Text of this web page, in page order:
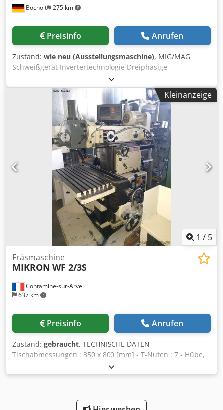
Bocholt 275 km
Preisinfo Anrufen
Zustand: wie neu (Ausstellungsmaschine), MIG/MAG
Schweißgerät Invertertechnologie Dreiphasige
Spannungsversorgung, Schweißmaschine - Master
Software TERRA PME inklusive Technische Daten
Stromversorgung Spannung (50/60 Hz) : 3x400 ±15%
Maximale Eingangsleistung : 22.9 kVA Maximaler
Eingangsstrom : 31.1 A Leistungsfaktor PF : 0.73 Dkedpow
Rm Sajfx Aggsr Wirkungsgrad : 89% Träge Netzsicherung :
25 A Leerlaufspannung : 61Vdc IP-Schutzklasse : IP23S
Isolationsklasse : H Stromversorgungskabel : 4x3mm2 - 5 m
Schweißen Einstellungsbereich : 3-400A Einschaltdauer
MIG/MAG - 40 °C: 40% - 400A 100% - 330A Einschaltdauer
MIG/MAG - 25 °C: 100% - 400A Ø Drahtdurchmesser :1.0-
1.2 mm (opz 0.6-1.6) Ø Fülldraht :0.9 - 2.4 mm Ø
Aluminiumdraht :0.8 -1.6 mm Drahtgeschwindigkeit : 0.5 -
22.0 m/min Durchmesser der Drahtspule:Ø 200/300 mm
Fernregleranschluss : ja
Kleinanzeige
1 / 5
Contamine-sur-Arve
637 km
Fräsmaschine
MIKRON WF 2/3S
Preisinfo Anrufen
Zustand: gebraucht, TECHNISCHE DATEN -
Tischabmessungen : 350 x 800 [mm] - T-Nuten : 7 - Hübe,
x, y, z : 400, 400, 370 [mm] Dkodpfxjuhbxao Aggor - Spindel
Geschwindigkeit : 50 - 2240 [U/min.] - Eilgang